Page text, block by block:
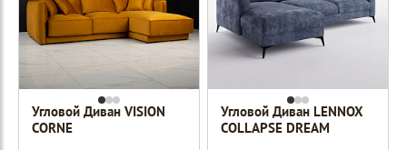
Угловой Диван VISION
CORNE
Угловой Диван LENNOX
COLLAPSE DREAM